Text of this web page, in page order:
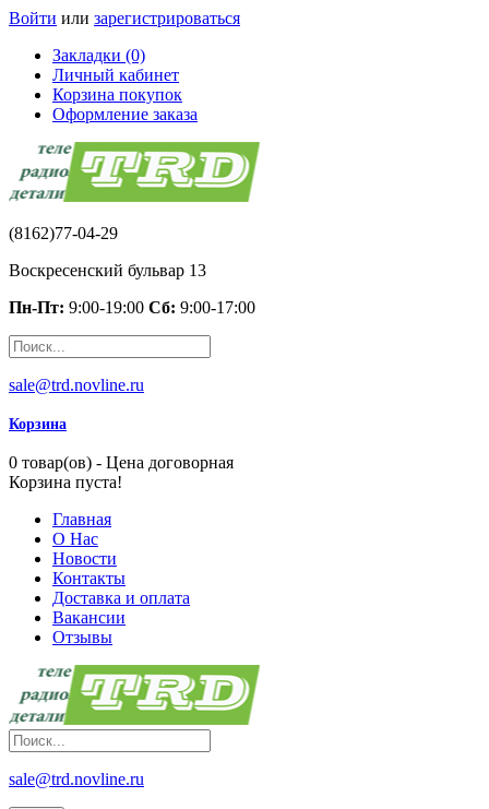
Войти или зарегистрироваться
Закладки (0)
Личный кабинет
Корзина покупок
Оформление заказа
(8162)77-04-29
Воскресенский бульвар 13
Пн-Пт: 9:00-19:00 Сб: 9:00-17:00
sale@trd.novline.ru
Корзина
0 товар(ов) - Цена договорная
Корзина пуста!
Главная
О Нас
Новости
Контакты
Доставка и оплата
Вакансии
Отзывы
sale@trd.novline.ru